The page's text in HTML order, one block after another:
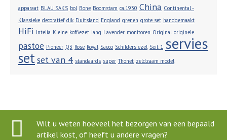
apparaat BLAU SAKS bol Bone Boomstam ca.1930 China Continental -
Klassieke decoratief dik Duitsland England grenen grote set handgemaakt
HiFi Intelia Kleine koffiezet lang Lavender monitoren Original originele
pastoe Pioneer Q3 Rose Royal Saeco Schilders ezel Seit 1 servies
setset van 4 standaards super Thonet zeldzaam model
Wilt u weten hoeveel het bezorgen van een bepaald
artikel kost, of heeft u andere vragen?